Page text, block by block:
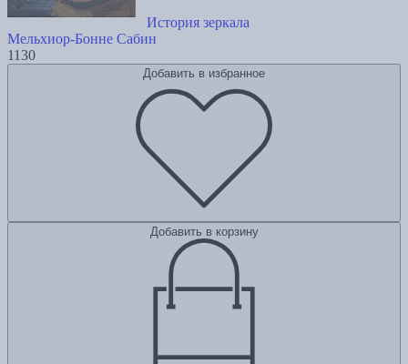
История зеркала
Мельхиор-Бонне Сабин
1130
Добавить в избранное
Добавить в корзину